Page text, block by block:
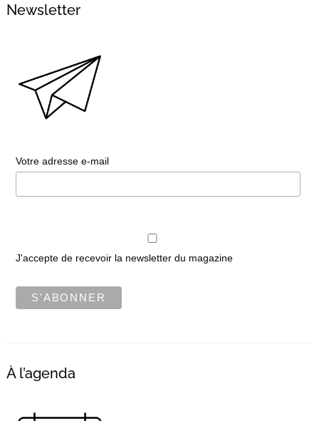
Newsletter
Votre adresse e-mail
J'accepte de recevoir la newsletter du magazine
À l’agenda